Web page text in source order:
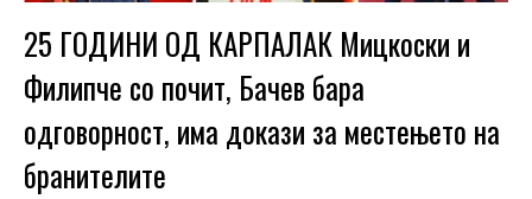
25 ГОДИНИ ОД КАРПАЛАК Мицкоски и
Филипче со почит, Бачев бара
одговорност, има докази за местењето на
бранителите